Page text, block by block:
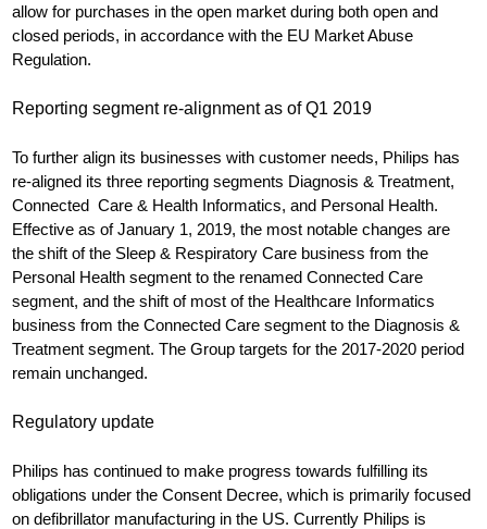
allow for purchases in the open market during both open and
closed periods, in accordance with the EU Market Abuse
Regulation.
Reporting segment re-alignment as of Q1 2019
To further align its businesses with customer needs, Philips has
re-aligned its three reporting segments Diagnosis & Treatment,
Connected Care & Health Informatics, and Personal Health.
Effective as of January 1, 2019, the most notable changes are
the shift of the Sleep & Respiratory Care business from the
Personal Health segment to the renamed Connected Care
segment, and the shift of most of the Healthcare Informatics
business from the Connected Care segment to the Diagnosis &
Treatment segment. The Group targets for the 2017-2020 period
remain unchanged.
Regulatory update
Philips has continued to make progress towards fulfilling its
obligations under the Consent Decree, which is primarily focused
on defibrillator manufacturing in the US. Currently Philips is